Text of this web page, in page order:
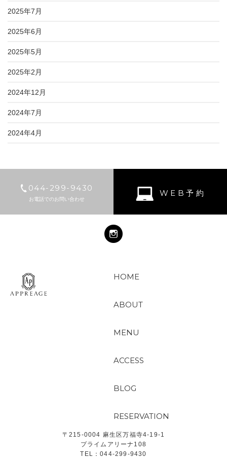
2025年7月
2025年6月
2025年5月
2025年2月
2024年12月
2024年7月
2024年4月
044-299-9430
お電話でのお問い合わせ
WEB予約
HOME
ABOUT
MENU
ACCESS
BLOG
RESERVATION
〒215-0004 麻生区万福寺4-19-1
プライムアリーナ108
TEL：044-299-9430